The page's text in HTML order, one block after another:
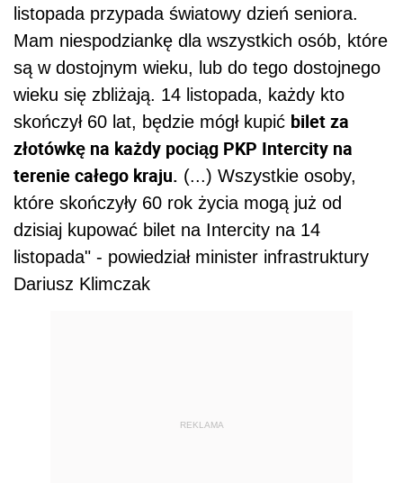
listopada przypada światowy dzień seniora.
Mam niespodziankę dla wszystkich osób, które
są w dostojnym wieku, lub do tego dostojnego
wieku się zbliżają. 14 listopada, każdy kto
skończył 60 lat, będzie mógł kupić bilet za
złotówkę na każdy pociąg PKP Intercity na
terenie całego kraju. (...) Wszystkie osoby,
które skończyły 60 rok życia mogą już od
dzisiaj kupować bilet na Intercity na 14
listopada" - powiedział minister infrastruktury
Dariusz Klimczak
REKLAMA